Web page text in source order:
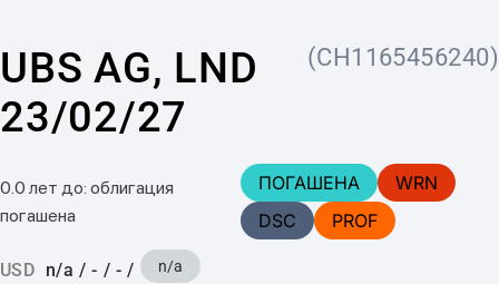
UBS AG, LND
23/02/27
(CH1165456240)
0.0 лет до: облигация
погашена
ПОГАШЕНА
WRN
DSC
PROF
USD n/a / - / - / n/a